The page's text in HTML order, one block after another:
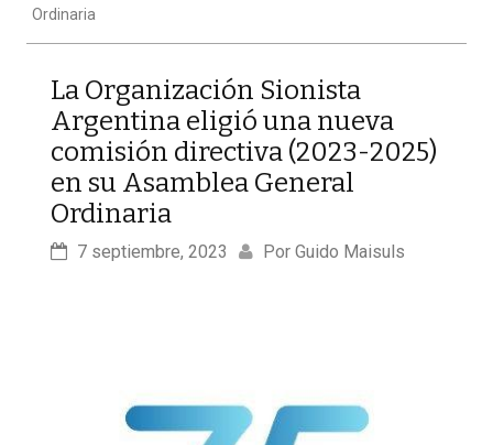
Ordinaria
La Organización Sionista
Argentina eligió una nueva
comisión directiva (2023-2025)
en su Asamblea General
Ordinaria
7 septiembre, 2023 Por Guido Maisuls